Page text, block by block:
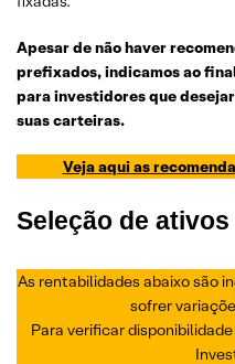
Apesar de não haver
prefixados, indicamos ao
para investidores que
suas carteiras.
Veja aqui as
Seleção de
As rentabilidades abaixo são
sofrer
Para verificar